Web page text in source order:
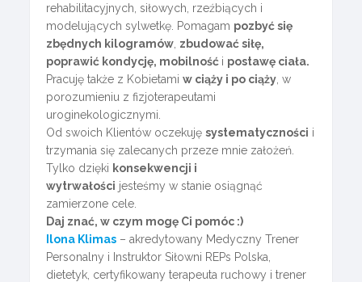
rehabilitacyjnych, siłowych, rzeźbiących i
modelujących sylwetkę. Pomagam pozbyć się
zbędnych kilogramów zbudować siłę,
poprawić kondycję, mobilność i postawę ciała.
Pracuję także z Kobietamiw ciąży i po ciąży , w
porozumieniu z fizjoterapeutami
uroginekologicznymi.
Od swoich Klientów oczekujęsystematyczności i
trzymania się zalecanych przeze mnie założeń.
Tylko dzięki konsekwencji i
wytrwałości jesteśmy w stanie osiągnąć
zamierzone cele.
Daj znać, w czym mogę Ci pomóc :)
Ilona Klimas – akredytowany Medyczny Trener
Personalny i Instruktor Siłowni REPs Polska,
dietetyk, certyfikowany terapeuta ruchowy i trener